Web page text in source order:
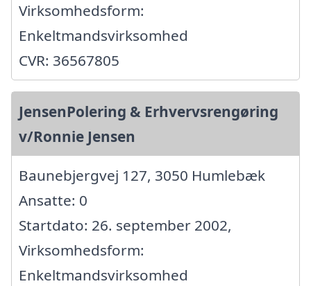
Virksomhedsform:
Enkeltmandsvirksomhed
CVR: 36567805
JensenPolering & Erhvervsrengøring
v/Ronnie Jensen
Baunebjergvej 127, 3050 Humlebæk
Ansatte: 0
Startdato: 26. september 2002,
Virksomhedsform:
Enkeltmandsvirksomhed